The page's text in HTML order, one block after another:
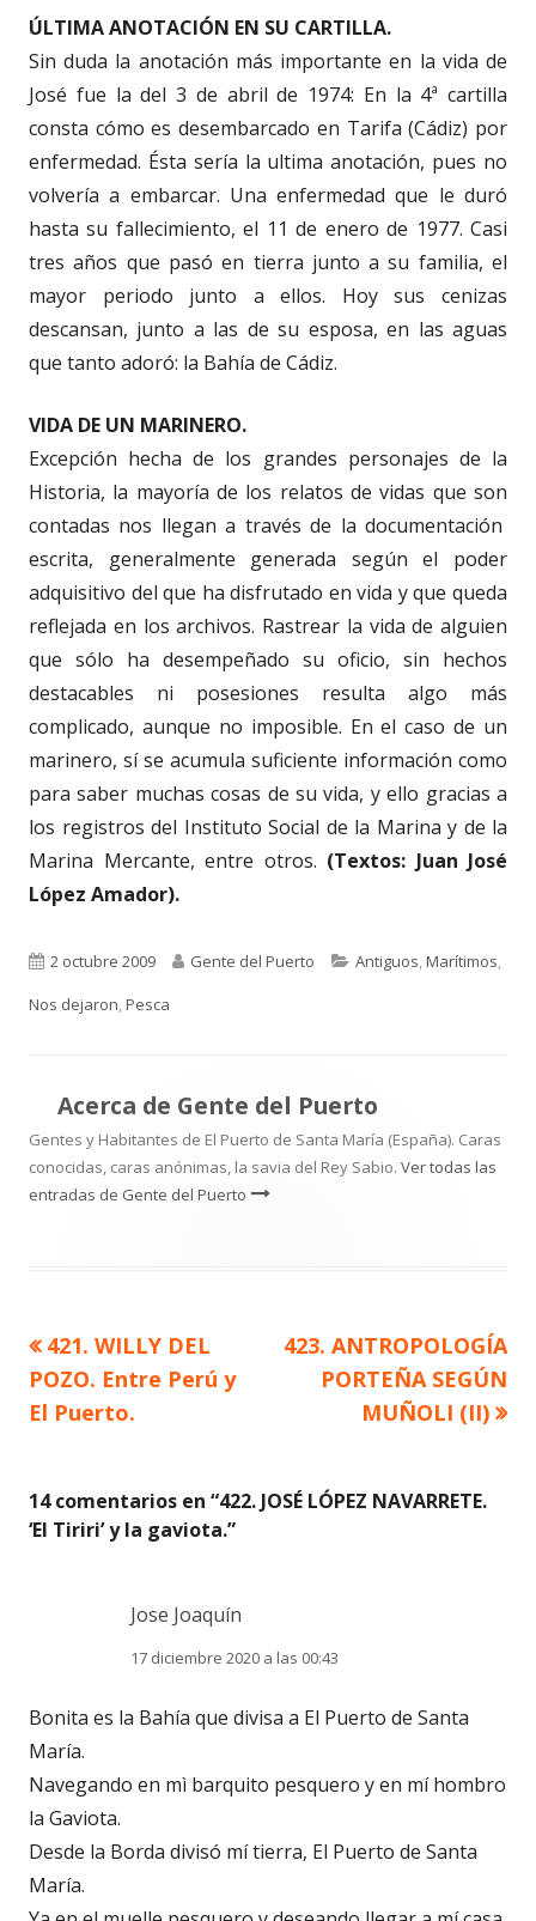
ÚLTIMA ANOTACIÓN EN SU CARTILLA.
Sin duda la anotación más importante en la vida de
José fue la del 3 de abril de 1974: En la 4ª cartilla
consta cómo es desembarcado en Tarifa (Cádiz) por
enfermedad. Ésta sería la ultima anotación, pues no
volvería a embarcar. Una enfermedad que le duró
hasta su fallecimiento, el 11 de enero de 1977. Casi
tres años que pasó en tierra junto a su familia, el
mayor periodo junto a ellos. Hoy sus cenizas
descansan, junto a las de su esposa, en las aguas
que tanto adoró: la Bahía de Cádiz.
VIDA DE UN MARINERO.
Excepción hecha de los grandes personajes de la
Historia, la mayoría de los relatos de vidas que son
contadas nos llegan a través de la documentación
escrita, generalmente generada según el poder
adquisitivo del que ha disfrutado en vida y que queda
reflejada en los archivos. Rastrear la vida de alguien
que sólo ha desempeñado su oficio, sin hechos
destacables ni posesiones resulta algo más
complicado, aunque no imposible. En el caso de un
marinero, sí se acumula suficiente información como
para saber muchas cosas de su vida, y ello gracias a
los registros del Instituto Social de la Marina y de la
Marina Mercante, entre otros. (Textos: Juan José
López Amador).
Publicado
el
2 octubre 2009 Autor
Gente del Puerto Categorías
Antiguos,Marítimos,
Nos dejaron,Pesca
Acerca de Gente del Puerto
Gentes y Habitantes de El Puerto de Santa María (España). Caras
conocidas, caras anónimas, la savia del Rey Sabio. Ver todas las
entradas de Gente del Puerto
Navegación
de
Artículo
anterior
421. WILLY DEL
POZO. Entre Perú y
El Puerto.
Artículo
siguiente
423. ANTROPOLOGÍA
PORTEÑA SEGÚN
MUÑOLI (II)
14 comentarios en “422. JOSÉ LÓPEZ NAVARRETE.
‘El Tiriri’ y la gaviota.”
Jose Joaquín
17 diciembre 2020 a las 00:43
Bonita es la Bahía que divisa a El Puerto de Santa
María.
Navegando en mì barquito pesquero y en mí hombro
la Gaviota.
Desde la Borda divisó mí tierra, El Puerto de Santa
María.